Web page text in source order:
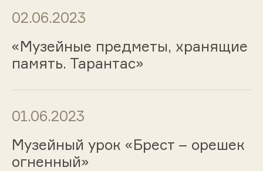
02.06.2023
«Музейные предметы, хранящие
память. Тарантас»
01.06.2023
Музейный урок «Брест – орешек
огненный»